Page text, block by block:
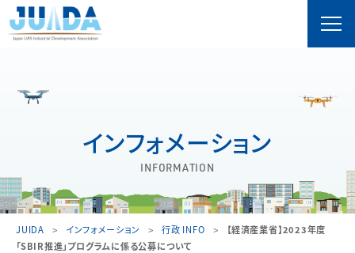
インフォメーション
INFORMATION
JUIDA インフォメーション 行政 INFO
【経済産業省】2023年度
「SBIR推進」プログラムに係る公募について